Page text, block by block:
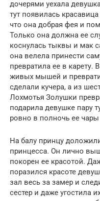
дочерями уехала
тут появилась
что она добрая фея и
Только она должна ее
коснулась тыквы и мак
она велела принести
превратила ее в
живых мышей и
сделали кучера, а из
Лохмотья Золушки
подарила девушке пару
ровно в полночь ее чары
На балу принцу
принцесса. Он лично
покорен ее красотой.
поразился красоте
зал весь за замер и
сестер и даже угостила